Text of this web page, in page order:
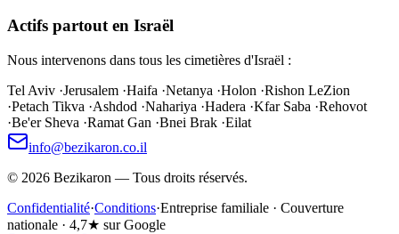
Actifs partout en Israël
Nous intervenons dans tous les cimetières d'Israël :
Tel Aviv ·Jerusalem ·Haifa ·Netanya ·Holon ·Rishon LeZion
·Petach Tikva ·Ashdod ·Nahariya ·Hadera ·Kfar Saba ·Rehovot
·Be'er Sheva ·Ramat Gan ·Bnei Brak ·Eilat
info@bezikaron.co.il
© 2026 Bezikaron — Tous droits réservés.
Confidentialité·Conditions·Entreprise familiale · Couverture
nationale · 4,7★ sur Google